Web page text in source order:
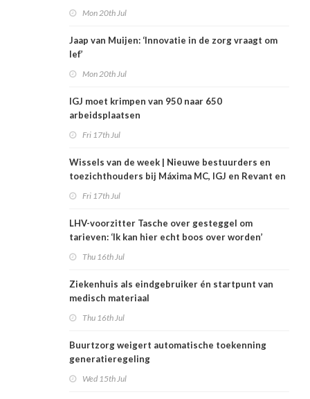
Mon 20th Jul
Jaap van Muijen: ‘Innovatie in de zorg vraagt om
lef’
Mon 20th Jul
IGJ moet krimpen van 950 naar 650
arbeidsplaatsen
Fri 17th Jul
Wissels van de week | Nieuwe bestuurders en
toezichthouders bij Máxima MC, IGJ en Revant en
Fri 17th Jul
LHV-voorzitter Tasche over gesteggel om
tarieven: ‘Ik kan hier echt boos over worden’
Thu 16th Jul
Ziekenhuis als eindgebruiker én startpunt van
medisch materiaal
Thu 16th Jul
Buurtzorg weigert automatische toekenning
generatieregeling
Wed 15th Jul